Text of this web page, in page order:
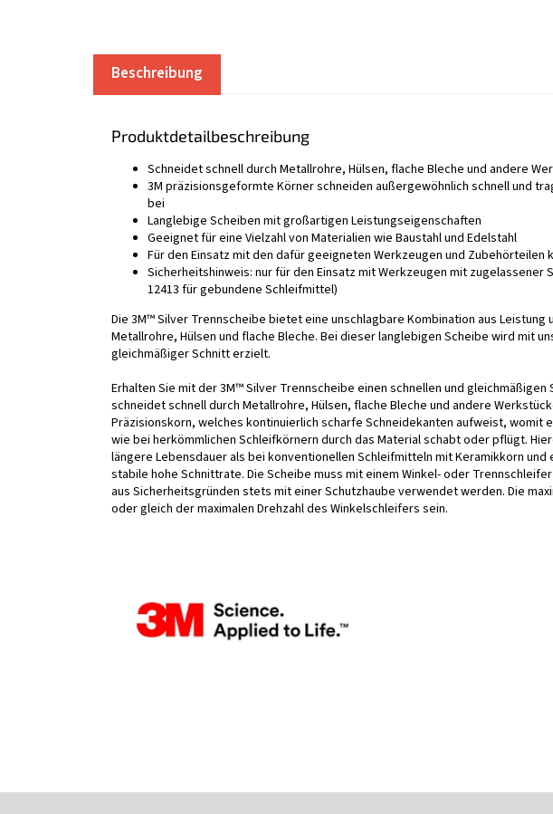
Beschreibung
Produktdetailbeschreibung
Schneidet schnell durch Metallrohre, Hülsen, flache Bleche und andere
3M präzisionsgeformte Körner schneiden außergewöhnlich schnell und
bei
Langlebige Scheiben mit großartigen Leistungseigenschaften
Geeignet für eine Vielzahl von Materialien wie Baustahl und Edelstahl
Für den Einsatz mit den dafür geeigneten Werkzeugen und Zubehörteilen
Sicherheitshinweis: nur für den Einsatz mit Werkzeugen mit zugelassener
12413 für gebundene Schleifmittel)
Die 3M™ Silver Trennscheibe bietet eine unschlagbare Kombination aus
Metallrohre, Hülsen und flache Bleche. Bei dieser langlebigen Scheibe wird mit
gleichmäßiger Schnitt erzielt.
Erhalten Sie mit der 3M™ Silver Trennscheibe einen schnellen und
schneidet schnell durch Metallrohre, Hülsen, flache Bleche und andere
Präzisionskorn, welches kontinuierlich scharfe Schneidekanten aufweist, womit
wie bei herkömmlichen Schleifkörnern durch das Material schabt oder pflügt.
längere Lebensdauer als bei konventionellen Schleifmitteln mit Keramikkorn
stabile hohe Schnittrate. Die Scheibe muss mit einem Winkel- oder
aus Sicherheitsgründen stets mit einer Schutzhaube verwendet werden. Die
oder gleich der maximalen Drehzahl des Winkelschleifers sein.